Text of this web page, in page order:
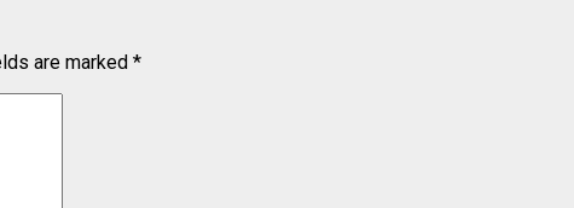
are marked *